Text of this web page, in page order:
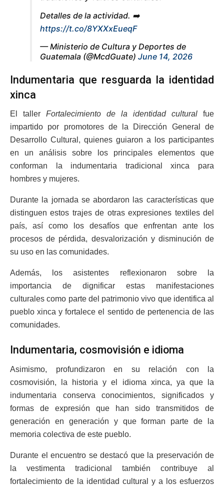
Detalles de la actividad. ➡️
https://t.co/8YXXxEueqF
— Ministerio de Cultura y Deportes de
Guatemala (@McdGuate) June 14, 2026
Indumentaria que resguarda la identidad
xinca
El taller Fortalecimiento de la identidad cultural fue
impartido por promotores de la Dirección General de
Desarrollo Cultural, quienes guiaron a los participantes
en un análisis sobre los principales elementos que
conforman la indumentaria tradicional xinca para
hombres y mujeres.
Durante la jornada se abordaron las características que
distinguen estos trajes de otras expresiones textiles del
país, así como los desafíos que enfrentan ante los
procesos de pérdida, desvalorización y disminución de
su uso en las comunidades.
Además, los asistentes reflexionaron sobre la
importancia de dignificar estas manifestaciones
culturales como parte del patrimonio vivo que identifica al
pueblo xinca y fortalece el sentido de pertenencia de las
comunidades.
Indumentaria, cosmovisión e idioma
Asimismo, profundizaron en su relación con la
cosmovisión, la historia y el idioma xinca, ya que la
indumentaria conserva conocimientos, significados y
formas de expresión que han sido transmitidos de
generación en generación y que forman parte de la
memoria colectiva de este pueblo.
Durante el encuentro se destacó que la preservación de
la vestimenta tradicional también contribuye al
fortalecimiento de la identidad cultural y a los esfuerzos